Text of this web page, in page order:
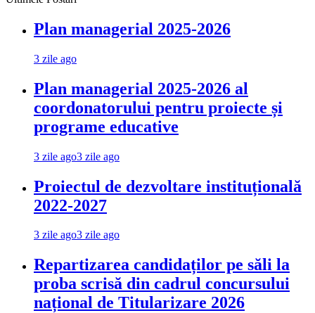
Plan managerial 2025-2026
3 zile ago
Plan managerial 2025-2026 al
coordonatorului pentru proiecte și
programe educative
3 zile ago3 zile ago
Proiectul de dezvoltare instituțională
2022-2027
3 zile ago3 zile ago
Repartizarea candidaților pe săli la
proba scrisă din cadrul concursului
național de Titularizare 2026